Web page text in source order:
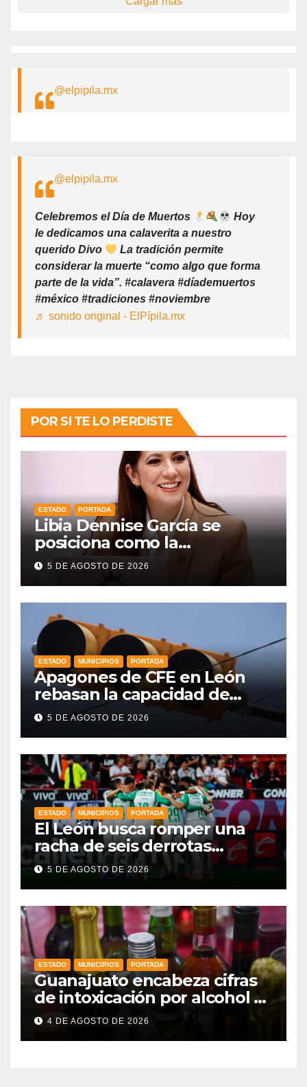
@elpipila.mx
@elpipila.mx
Celebremos el Día de Muertos
Hoy
le dedicamos una calaverita a nuestro
querido Divo
La tradición permite
considerar la muerte “como algo que forma
parte de la vida”. #calavera #díademuertos
#méxico #tradiciones #noviembre
♬ sonido original - ElPípila.mx
POR SI TE LO PERDISTE
ESTADO PORTADA
Libia Dennise García se
posiciona como la
gobernadora mejor evaluada
del país, según CE Research
5 DE AGOSTO DE 2026
ESTADO MUNICIPIOS PORTADA
Apagones de CFE en León
rebasan la capacidad de
respaldo en red de
semáforos
5 DE AGOSTO DE 2026
ESTADO MUNICIPIOS PORTADA
El León busca romper una
racha de seis derrotas
consecutivas en Leagues Cup
ante Nashville
5 DE AGOSTO DE 2026
ESTADO MUNICIPIOS PORTADA
Guanajuato encabeza cifras
de intoxicación por alcohol a
nivel nacional
4 DE AGOSTO DE 2026